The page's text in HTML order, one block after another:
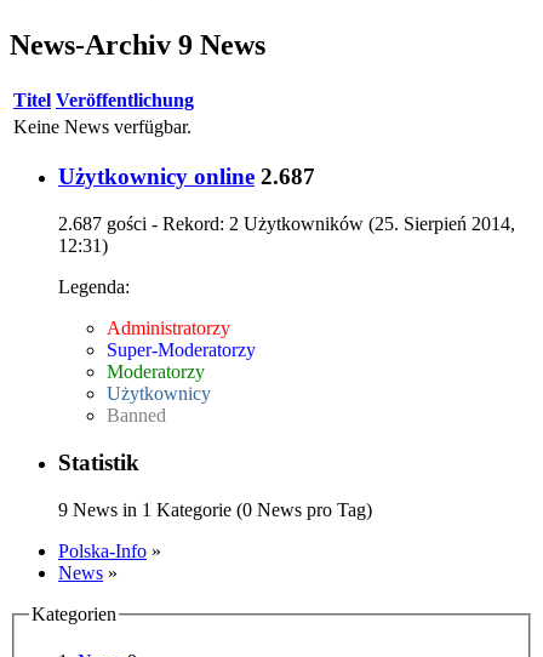
News-Archiv 9 News
Titel Veröffentlichung
Keine News verfügbar.
Użytkownicy online 2.687
2.687 gości - Rekord: 2 Użytkowników (25. Sierpień 2014,
12:31)
Legenda:
Administratorzy
Super-Moderatorzy
Moderatorzy
Użytkownicy
Banned
Statistik
9 News in 1 Kategorie (0 News pro Tag)
Polska-Info »
News »
Kategorien